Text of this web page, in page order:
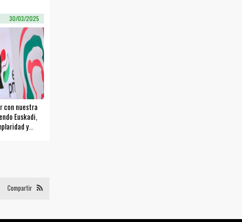
30/03/2025
con nuestra
Euskadi,
y
Compartir